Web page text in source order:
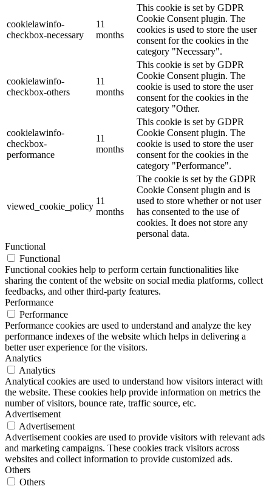
cookielawinfo-
checkbox-necessary
11
months
This cookie is set by GDPR
Cookie Consent plugin. The
cookies is used to store the user
consent for the cookies in the
category "Necessary".
cookielawinfo-
checkbox-others
11
months
This cookie is set by GDPR
Cookie Consent plugin. The
cookie is used to store the user
consent for the cookies in the
category "Other.
cookielawinfo-
checkbox-
performance
11
months
This cookie is set by GDPR
Cookie Consent plugin. The
cookie is used to store the user
consent for the cookies in the
category "Performance".
viewed_cookie_policy
11
months
The cookie is set by the GDPR
Cookie Consent plugin and is
used to store whether or not user
has consented to the use of
cookies. It does not store any
personal data.
Functional
Functional
Functional cookies help to perform certain functionalities like
sharing the content of the website on social media platforms, collect
feedbacks, and other third-party features.
Performance
Performance
Performance cookies are used to understand and analyze the key
performance indexes of the website which helps in delivering a
better user experience for the visitors.
Analytics
Analytics
Analytical cookies are used to understand how visitors interact with
the website. These cookies help provide information on metrics the
number of visitors, bounce rate, traffic source, etc.
Advertisement
Advertisement
Advertisement cookies are used to provide visitors with relevant ads
and marketing campaigns. These cookies track visitors across
websites and collect information to provide customized ads.
Others
Others